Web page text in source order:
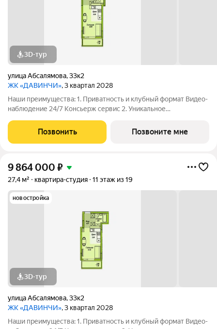
3D-тур
улица Абсалямова,33к2
ЖК «ДАВИНЧИ», 3 квартал 2028
Наши преимущества: 1. Приватность и клубный формат Видео-
наблюдение 24/7 Консьерж сервис 2. Уникальное
этаже Библиотека Спортивная зона Детский уголок 3.
Комфортный паркинг Закрытый паркинг на 1
Позвонить Позвоните мне
9 864 000 ₽
27,4 м² квартира-студия 11 этаж из 19
новостройка
3D-тур
улица Абсалямова,33к2
ЖК «ДАВИНЧИ», 3 квартал 2028
Наши преимущества: 1. Приватность и клубный формат Видео-